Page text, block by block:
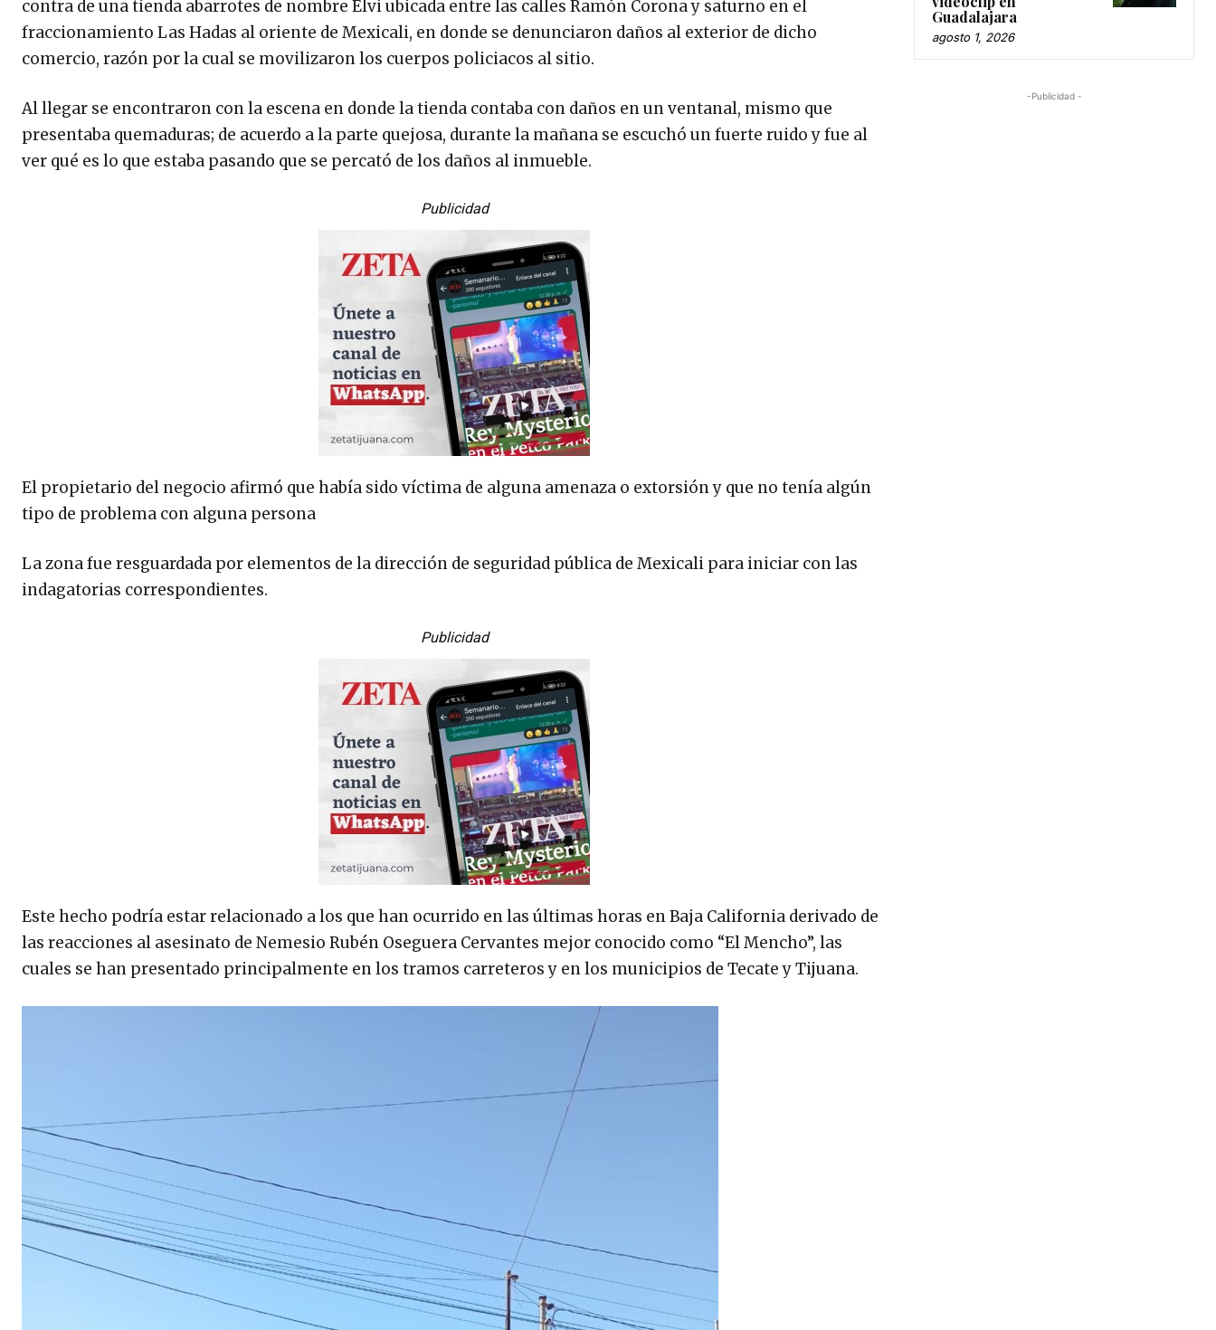
contra de una tienda abarrotes de nombre Elvi ubicada entre las calles Ramón Corona y saturno en el
fraccionamiento Las Hadas al oriente de Mexicali, en donde se denunciaron daños al exterior de dicho
comercio, razón por la cual se movilizaron los cuerpos policiacos al sitio.
Al llegar se encontraron con la escena en donde la tienda contaba con daños en un ventanal, mismo que
presentaba quemaduras; de acuerdo a la parte quejosa, durante la mañana se escuchó un fuerte ruido y fue al
ver qué es lo que estaba pasando que se percató de los daños al inmueble.
Publicidad
El propietario del negocio afirmó que había sido víctima de alguna amenaza o extorsión y que no tenía algún
tipo de problema con alguna persona
La zona fue resguardada por elementos de la dirección de seguridad pública de Mexicali para iniciar con las
indagatorias correspondientes.
Publicidad
Este hecho podría estar relacionado a los que han ocurrido en las últimas horas en Baja California derivado de
las reacciones al asesinato de Nemesio Rubén Oseguera Cervantes mejor conocido como “El Mencho”, las
cuales se han presentado principalmente en los tramos carreteros y en los municipios de Tecate y Tijuana.
Guadalajara
agosto 1, 2026
-Publicidad -